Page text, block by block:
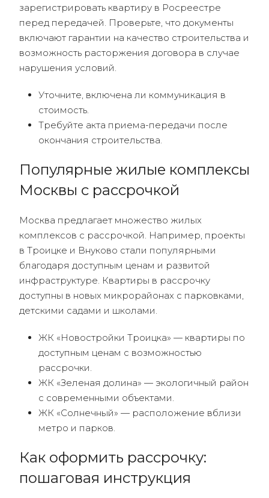
зарегистрировать квартиру в Росреестре
перед передачей. Проверьте, что документы
включают гарантии на качество строительства и
возможность расторжения договора в случае
нарушения условий.
Уточните, включена ли коммуникация в
стоимость.
Требуйте акта приема-передачи после
окончания строительства.
Популярные жилые комплексы
Москвы с рассрочкой
Москва предлагает множество жилых
комплексов с рассрочкой. Например, проекты
в Троицке и Внуково стали популярными
благодаря доступным ценам и развитой
инфраструктуре. Квартиры в рассрочку
доступны в новых микрорайонах с парковками,
детскими садами и школами.
ЖК «Новостройки Троицка» — квартиры по
доступным ценам с возможностью
рассрочки.
ЖК «Зеленая долина» — экологичный район
с современными объектами.
ЖК «Солнечный» — расположение вблизи
метро и парков.
Как оформить рассрочку:
пошаговая инструкция